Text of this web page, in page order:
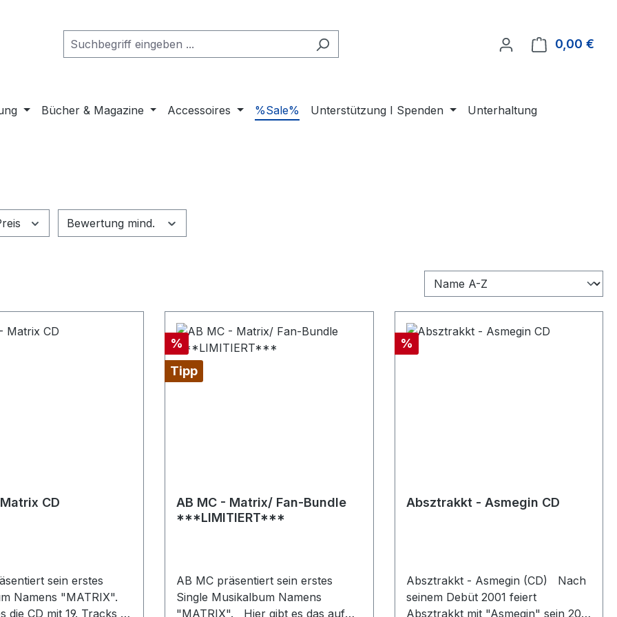
0,00 €
Bücher & Magazine Accessoires %Sale% Unterstützung I Spenden Unterhaltung
Bewertung mind.
CD
sein erstes
Namens "MATRIX".
die CD mit 19. Tracks &
Rabatt
%
Tipp
AB MC - Matrix/ Fan-Bundle
***LIMITIERT***
AB MC präsentiert sein erstes
Single Musikalbum Namens
"MATRIX". Hier gibt es das auf
Rabatt
%
Absztrakkt - Asmegin CD
Absztrakkt - Asmegin (CD) Nach
seinem Debüt 2001 feiert
Absztrakkt mit "Asmegin" sein 20